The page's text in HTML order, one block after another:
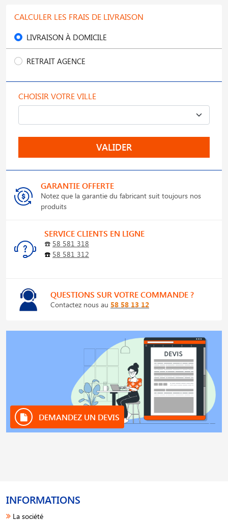
CALCULER LES FRAIS DE LIVRAISON
LIVRAISON À DOMICILE
RETRAIT AGENCE
CHOISIR VOTRE VILLE
VALIDER
GARANTIE OFFERTE
Notez que la garantie du fabricant suit toujours nos
produits
SERVICE CLIENTS EN LIGNE
☎️ 58 581 318
☎️ 58 581 312
QUESTIONS SUR VOTRE COMMANDE ?
Contactez nous au 58 58 13 12
DEMANDEZ UN DEVIS
INFORMATIONS
La société